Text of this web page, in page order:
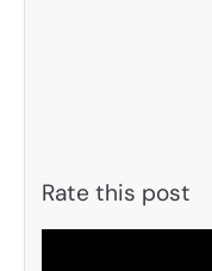
Rate this post